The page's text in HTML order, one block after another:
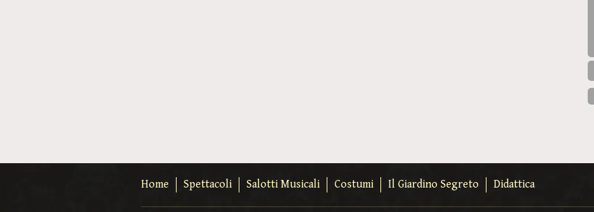
Home Spettacoli Salotti Musicali Costumi Il Giardino Segreto Didattica